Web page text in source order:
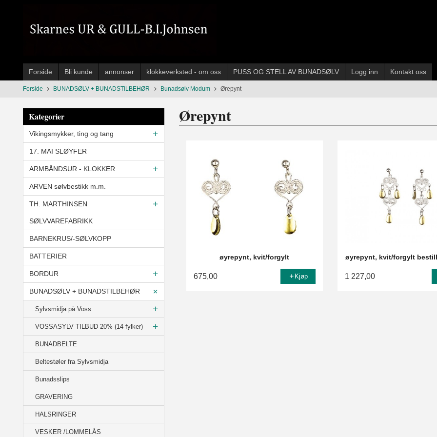
innholdet
Forside Bli kunde annonser klokkeverksted - om oss PUSS OG STELL AV BUNADSØLV Logg inn Kontakt oss
Forside BUNADSØLV + BUNADSTILBEHØR Bunadsølv Modum Ørepynt
Kategorier
Vikingsmykker, ting og tang
17. MAI SLØYFER
ARMBÅNDSUR - KLOKKER
ARVEN sølvbestikk m.m.
TH. MARTHINSEN
SØLVVAREFABRIKK
BARNEKRUS/-SØLVKOPP
BATTERIER
BORDUR
BUNADSØLV + BUNADSTILBEHØR
Sylvsmidja på Voss
VOSSASYLV TILBUD 20% (14 fylker)
BUNADBELTE
Beltestøler fra Sylvsmidja
Bunadsslips
GRAVERING
HALSRINGER
VESKER /LOMMELÅS
Ørepynt
øyrepynt, kvit/forgylt
675,00 Kjøp
øyrepynt, kvit/forgylt
1 227,00